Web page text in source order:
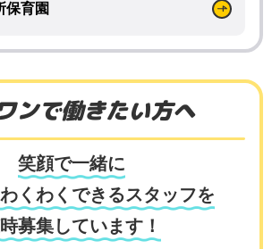
保育園
ンで働きたい方へ
笑顔で一緒に
わくわくできるスタッフを
募集しています！